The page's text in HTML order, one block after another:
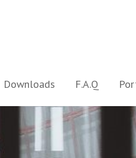
Downloads F.A.Q